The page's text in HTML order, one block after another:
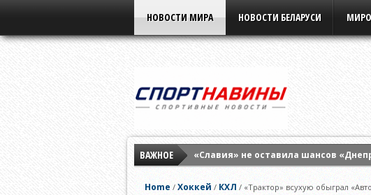
НОВОСТИ МИРА НОВОСТИ БЕЛАРУСИ
ВАЖНОЕ
«Славия» не оставила шансов
Home / Хоккей / КХЛ / «Трактор» всухую обыграл